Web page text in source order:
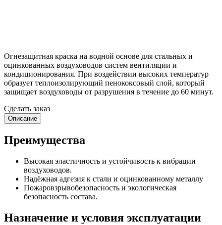
Огнезащитная краска на водной основе для стальных и
оцинкованных воздуховодов систем вентиляции и
кондиционирования. При воздействии высоких температур
образует теплоизолирующий пенококсовый слой, который
защищает воздуховоды от разрушения в течение до 60 минут.
Сделать заказ
Описание
Преимущества
Высокая эластичность и устойчивость к вибрации
воздуховодов.
Надёжная адгезия к стали и оцинкованному металлу
Пожаровзрывобезопасность и экологическая
безопасность состава.
Назначение и условия эксплуатации